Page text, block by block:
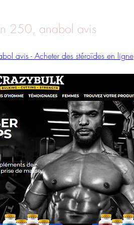
250, anabol avis
avis - Acheter des stéroïdes en ligne